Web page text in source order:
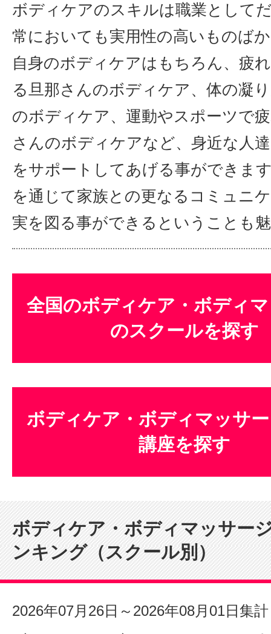
ボディケアのスキルは職業として
常においても実用性の高いものば
自身のボディケアはもちろん、疲
る旦那さんのボディケア、体の凝
のボディケア、運動やスポーツで
さんのボディケアなど、身近な人
をサポートしてあげる事ができま
を通じて家族との更なるコミュニ
実を図る事ができるということも
全国のボディケア・ボディ
のスクールを探す
ボディケア・ボディマッサ
講座を探す
ボディケア・ボディマッサー
ンキング（スクール別）
2026年07月26日～2026年08月01日集計